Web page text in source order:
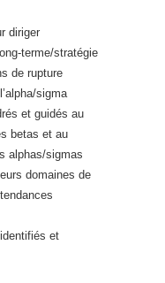
diriger
terme/stratégie
de rupture
sigma
et guidés au
betas et au
alphas/sigmas
domaines de
et